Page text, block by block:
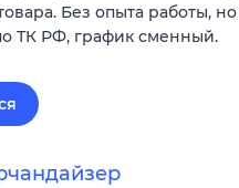
Без опыта работы,
ТК РФ, график сменный.